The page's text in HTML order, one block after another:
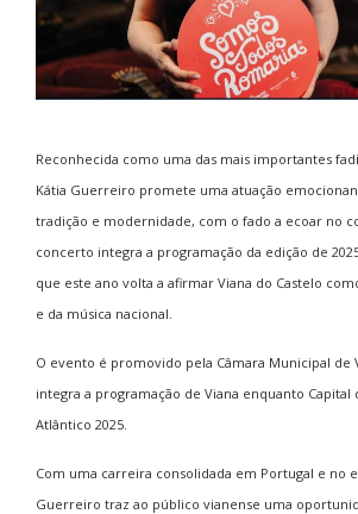
Reconhecida como uma das mais importantes
Kátia Guerreiro promete uma atuação
tradição e modernidade, com o fado a ecoar no
concerto integra a programação da edição de
que este ano volta a afirmar Viana do Castelo
e da música nacional.
O evento é promovido pela Câmara Municipal de
integra a programação de Viana enquanto Capital
Atlântico 2025.
Com uma carreira consolidada em Portugal e no
Guerreiro traz ao público vianense uma